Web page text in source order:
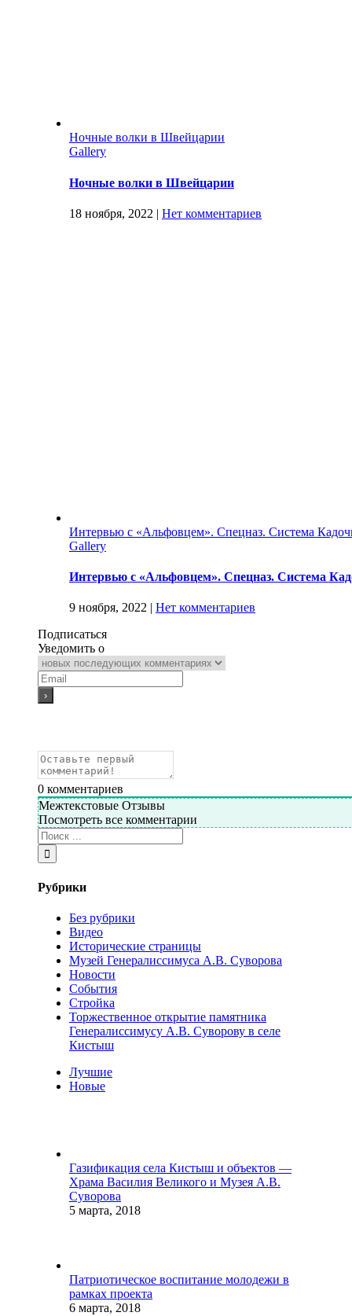
Ночные волки в Швейцарии
Gallery
Ночные волки в Швейцарии
18 ноября, 2022 | Нет комментариев
Интервью с «Альфовцем». Спецназ. Система
Gallery
Интервью с «Альфовцем». Спецназ. Система
9 ноября, 2022 | Нет комментариев
Подписаться
Уведомить о
0 комментариев
Межтекстовые Отзывы
Посмотреть все комментарии
Рубрики
Без рубрики
Видео
Исторические страницы
Музей Генералиссимуса А.В. Суворова
Новости
События
Стройка
Торжественное открытие памятника
Генералиссимусу А.В. Суворову в селе
Кистыш
Лучшие
Новые
Газификация села Кистыш и объектов —
Храма Василия Великого и Музея А.В.
Суворова
5 марта, 2018
Патриотическое воспитание молодежи в
рамках проекта
6 марта, 2018